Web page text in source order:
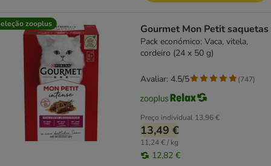
zooplus Gourmet Mon Petit saquetas
Pack económico: Vaca, vitela,
cordeiro (24 x 50 g)
Preço individual 13,96 €
13,49 €
11,24 € / kg
12,82 €
Avaliar: 4.5/5 (747)